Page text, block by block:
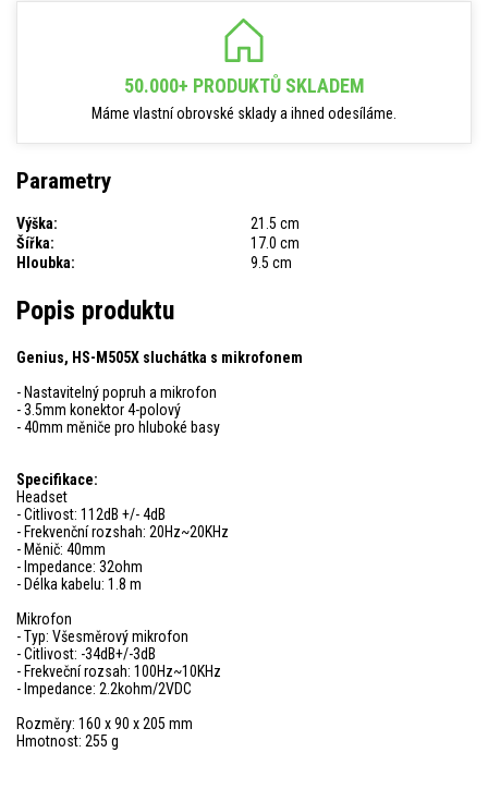
50.000+ PRODUKTŮ SKLADEM
Máme vlastní obrovské sklady a ihned odesíláme.
Parametry
Výška:
21.5 cm
Šířka:
17.0 cm
Hloubka:
9.5 cm
Popis produktu
Genius, HS-M505X sluchátka s mikrofonem
- Nastavitelný popruh a mikrofon
- 3.5mm konektor 4-polový
- 40mm měniče pro hluboké basy
Specifikace:
Headset
- Citlivost: 112dB +/- 4dB
- Frekvenční rozshah: 20Hz~20KHz
- Měnič: 40mm
- Impedance: 32ohm
- Délka kabelu: 1.8 m
Mikrofon
- Typ: Všesměrový mikrofon
- Citlivost: -34dB+/-3dB
- Frekveční rozsah: 100Hz~10KHz
- Impedance: 2.2kohm/2VDC
Rozměry: 160 x 90 x 205 mm
Hmotnost: 255 g